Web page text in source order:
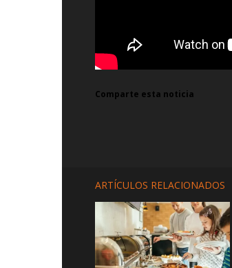
Comparte esta noticia
ARTÍCULOS RELACIONADOS